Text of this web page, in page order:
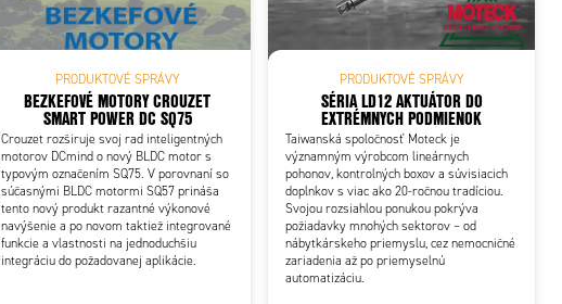
PRODUKTOVÉ SPRÁVY
BEZKEFOVÉ MOTORY CROUZET
SMART POWER DC SQ75
Crouzet rozširuje svoj rad inteligentných
motorov DCmind o nový BLDC motor s
typovým označením SQ75. V porovnaní so
súčasnými BLDC motormi SQ57 prináša
tento nový produkt razantné výkonové
navýšenie a po novom taktiež integrované
funkcie a vlastnosti na jednoduchšiu
integráciu do požadovanej aplikácie.
PRODUKTOVÉ SPRÁVY
SÉRIA LD12 AKTUÁTOR DO
EXTRÉMNYCH PODMIENOK
Taiwanská spoločnosť Moteck je
významným výrobcom lineárnych
pohonov, kontrolných boxov a súvisiacich
doplnkov s viac ako 20-ročnou tradíciou.
Svojou rozsiahlou ponukou pokrýva
požiadavky mnohých sektorov – od
nábytkárskeho priemyslu, cez nemocničné
zariadenia až po priemyselnú
automatizáciu.